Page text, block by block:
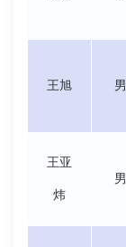
王旭 男
王亚
炜
男